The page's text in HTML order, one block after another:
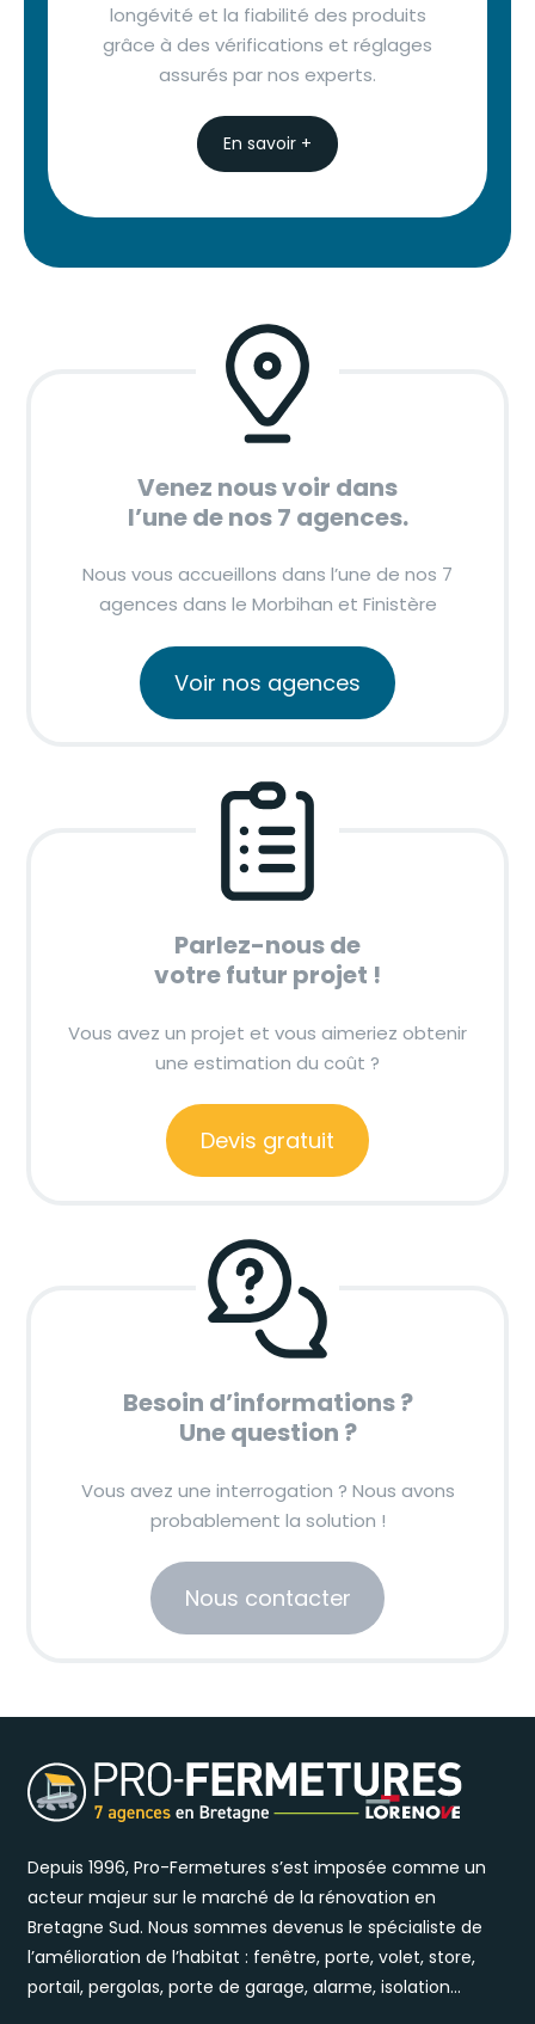
longévité et la fiabilité des produits
grâce à des vérifications et réglages
assurés par nos experts.
En savoir +
Venez nous voir dans
l’une de nos 7 agences.
Nous vous accueillons dans l’une de nos 7
agences dans le Morbihan et Finistère
Voir nos agences
Parlez-nous de
votre futur projet !
Vous avez un projet et vous aimeriez obtenir
une estimation du coût ?
Devis gratuit
Besoin d’informations ?
Une question ?
Vous avez une interrogation ? Nous avons
probablement la solution !
Nous contacter
Depuis 1996, Pro-Fermetures s’est imposée comme un
acteur majeur sur le marché de la rénovation en
Bretagne Sud. Nous sommes devenus le spécialiste de
l’amélioration de l’habitat : fenêtre, porte, volet, store,
portail, pergolas, porte de garage, alarme, isolation…